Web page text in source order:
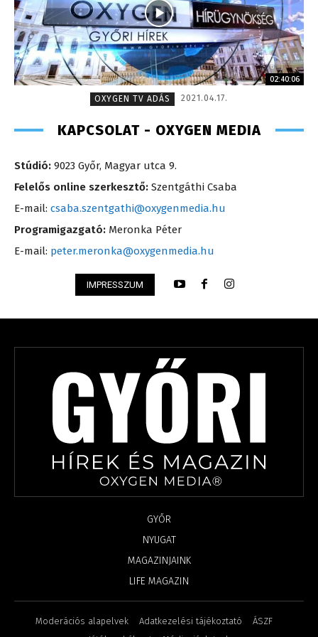
02:40:06
OXYGEN TV ADÁS
2021.04.17.
KAPCSOLAT - OXYGEN MEDIA
Stúdió: 9023 Győr, Magyar utca 9.
Felelős online szerkesztő: Szentgáthi Csaba
E-mail: csaba.szentgathi@oxygenmedia.hu
Programigazgató: Meronka Péter
E-mail: peter.meronka@oxygenmedia.hu
IMPRESSZUM
GYŐR
NYUGAT
MAGAZINJAINK
LIFE MAGAZIN
Moderációs alapelvek Adatkezelési tájékoztató
ÁSZF